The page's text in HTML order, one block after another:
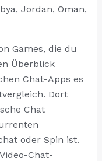
Jordan, Oman,
Games, die du
Überblick
Chat-Apps es
Dort
Chat
oder Spin ist.
Chat-